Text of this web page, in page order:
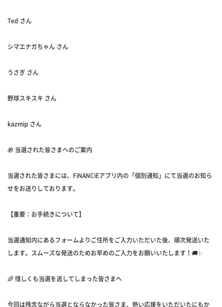
Ted さん
シマエナガちゃん さん
うさぎ さん
野球スキスキ さん
kazmip さん
🎁 当選された皆さまへのご案内
当選された皆さまには、FiNANCiEアプリ内の「個別通知」にて当選のお知ら
せをお送りしております。
【重要：お手続きについて】
当選通知内にあるフォームよりご住所をご入力いただいた後、順次発送いた
します。スムーズな発送のためお早めのご入力をお願いいたします！🚚✨
🌈 惜しくも当選を逃してしまった皆さまへ
今回は残念ながら当選とならなかった皆さま、熱い応援をいただいたにもか